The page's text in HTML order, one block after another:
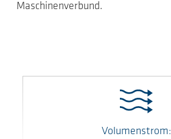
Maschinenverbund.
Volumenstrom: